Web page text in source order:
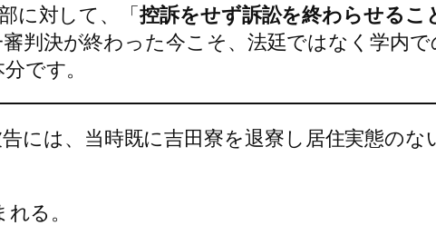
に対して、「控訴をせず訴訟を終わらせるこ
審判決が終わった今こそ、法廷ではなく学内
です。
には、当時既に吉田寮を退寮し居住実態のな
る。